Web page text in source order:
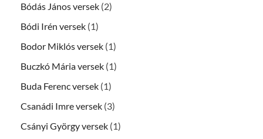
Bódás János versek (2)
Bódi Irén versek (1)
Bodor Miklós versek (1)
Buczkó Mária versek (1)
Buda Ferenc versek (1)
Csanádi Imre versek (3)
Csányi György versek (1)